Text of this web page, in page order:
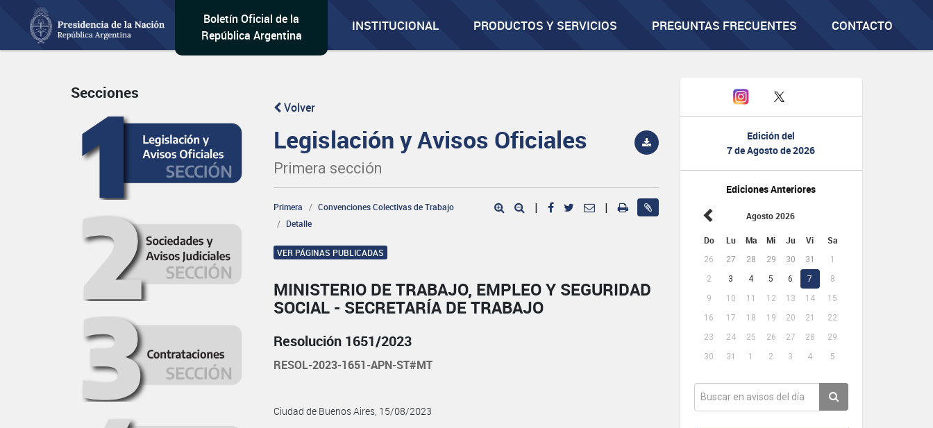
Boletín Oficial de la
República Argentina
INSTITUCIONAL PRODUCTOS Y SERVICIOS PREGUNTAS FRECUENTES CONTACTO
Edición del
7 de Agosto de 2026
Ediciones Anteriores
Agosto 2026
Do Lu Ma Mi Ju Vi Sa
26 27 28 29 30 31
1
2
3 4 5 6 7
8
9
10 11 12 13 14
15
16
17 18 19 20 21
22
23
24 25 26 27 28
29
30
31 1 2 3 4 5
Secciones
Volver
Legislación y Avisos Oficiales
Primera sección
Primera
Convenciones Colectivas de Trabajo
Detalle
| |
VER PÁGINAS PUBLICADAS
MINISTERIO DE TRABAJO, EMPLEO Y SEGURIDAD
SOCIAL - SECRETARÍA DE TRABAJO
Resolución 1651/2023
RESOL-2023-1651-APN-ST#MT
Ciudad de Buenos Aires, 15/08/2023